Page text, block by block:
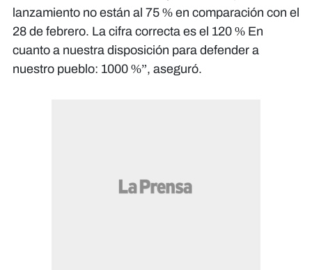
lanzamiento no están al 75 % en comparación con el
28 de febrero. La cifra correcta es el 120 % En
cuanto a nuestra disposición para defender a
nuestro pueblo: 1000 %”, aseguró.